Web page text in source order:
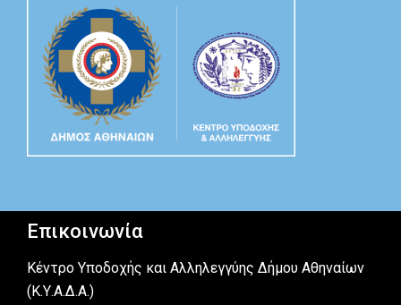
Επικοινωνία
Κέντρο Υποδοχής και Αλληλεγγύης Δήμου Αθηναίων
(Κ.Υ.Α.Δ.Α.)